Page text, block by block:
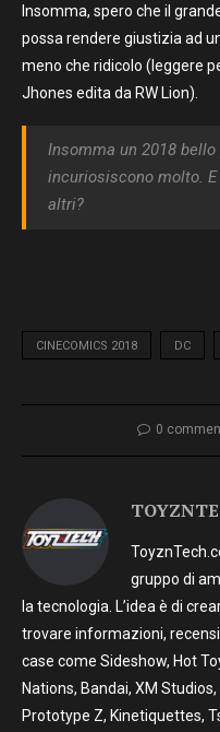
Insomma, spero che il
possa rendere giustizia ad
meno che ridicolo (leggere
Jhones edita da RW Lion).
Insomma un 2018
incuriosiscono molto.
altri?
CINECOMICS 2018 DC
0
gruppo di
la tecnologia. L’idea è di
trovare informazioni,
case come Sideshow, Hot
Nations, Bandai, XM
Prototype Z, Kinetiquettes,